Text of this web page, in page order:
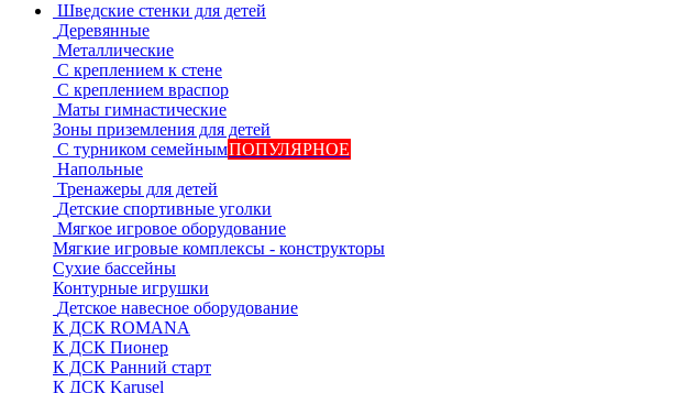
Шведские стенки для детей
Деревянные
Металлические
С креплением к стене
С креплением враспор
Маты гимнастические
Зоны приземления для детей
С турником семейнымПОПУЛЯРНОЕ
Напольные
Тренажеры для детей
Детские спортивные уголки
Мягкое игровое оборудование
Мягкие игровые комплексы - конструкторы
Сухие бассейны
Контурные игрушки
Детское навесное оборудование
К ДСК ROMANA
К ДСК Пионер
К ДСК Ранний старт
К ДСК Karusel